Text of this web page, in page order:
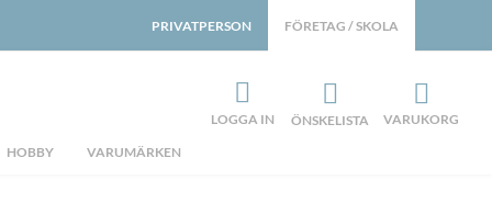
HOBBY VARUMÄRKEN
FÖRETAG / SKOLA
PRIVATPERSON
LOGGA IN ÖNSKELISTA VARUKORG